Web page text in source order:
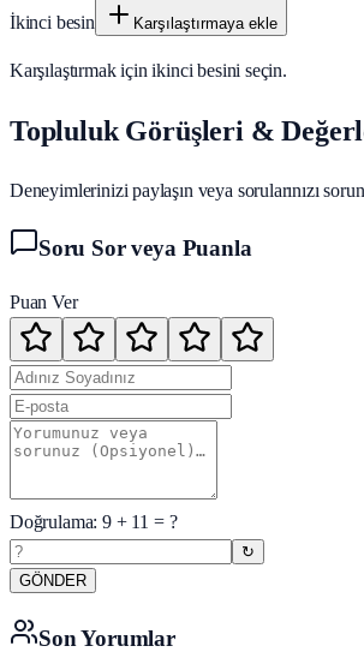
İkinci besin
Karşılaştırmaya ekle
Karşılaştırmak için ikinci besini seçin.
Topluluk Görüşleri &
Deneyimlerinizi paylaşın veya sorularınızı
Soru Sor veya Puanla
Puan Ver
Doğrulama:9+ 11 = ?
↻
GÖNDER
Son Yorumlar